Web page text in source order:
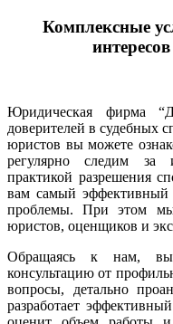
Комплексные
Юридическая фирма
доверителей в судебных
юристов вы можете
регулярно следим за
практикой разрешения
вам самый
проблемы. При этом мы
юристов, оценщиков и
Обращаясь к нам, вы
консультацию от
вопросы, детально
разработает